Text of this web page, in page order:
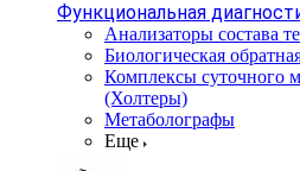
Функциональная
Анализаторы состава
Биологическая
Комплексы суточного
(Холтеры)
Метаболографы
Еще